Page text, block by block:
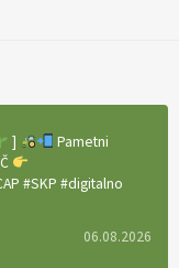
]
Pametni
#SKP #digitalno
06.08.2026